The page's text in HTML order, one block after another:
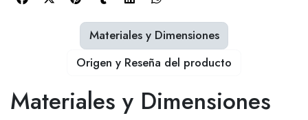
Materiales y Dimensiones
Materiales y Dimensiones
Origen y Reseña del producto